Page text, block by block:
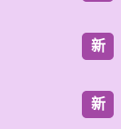
新
新